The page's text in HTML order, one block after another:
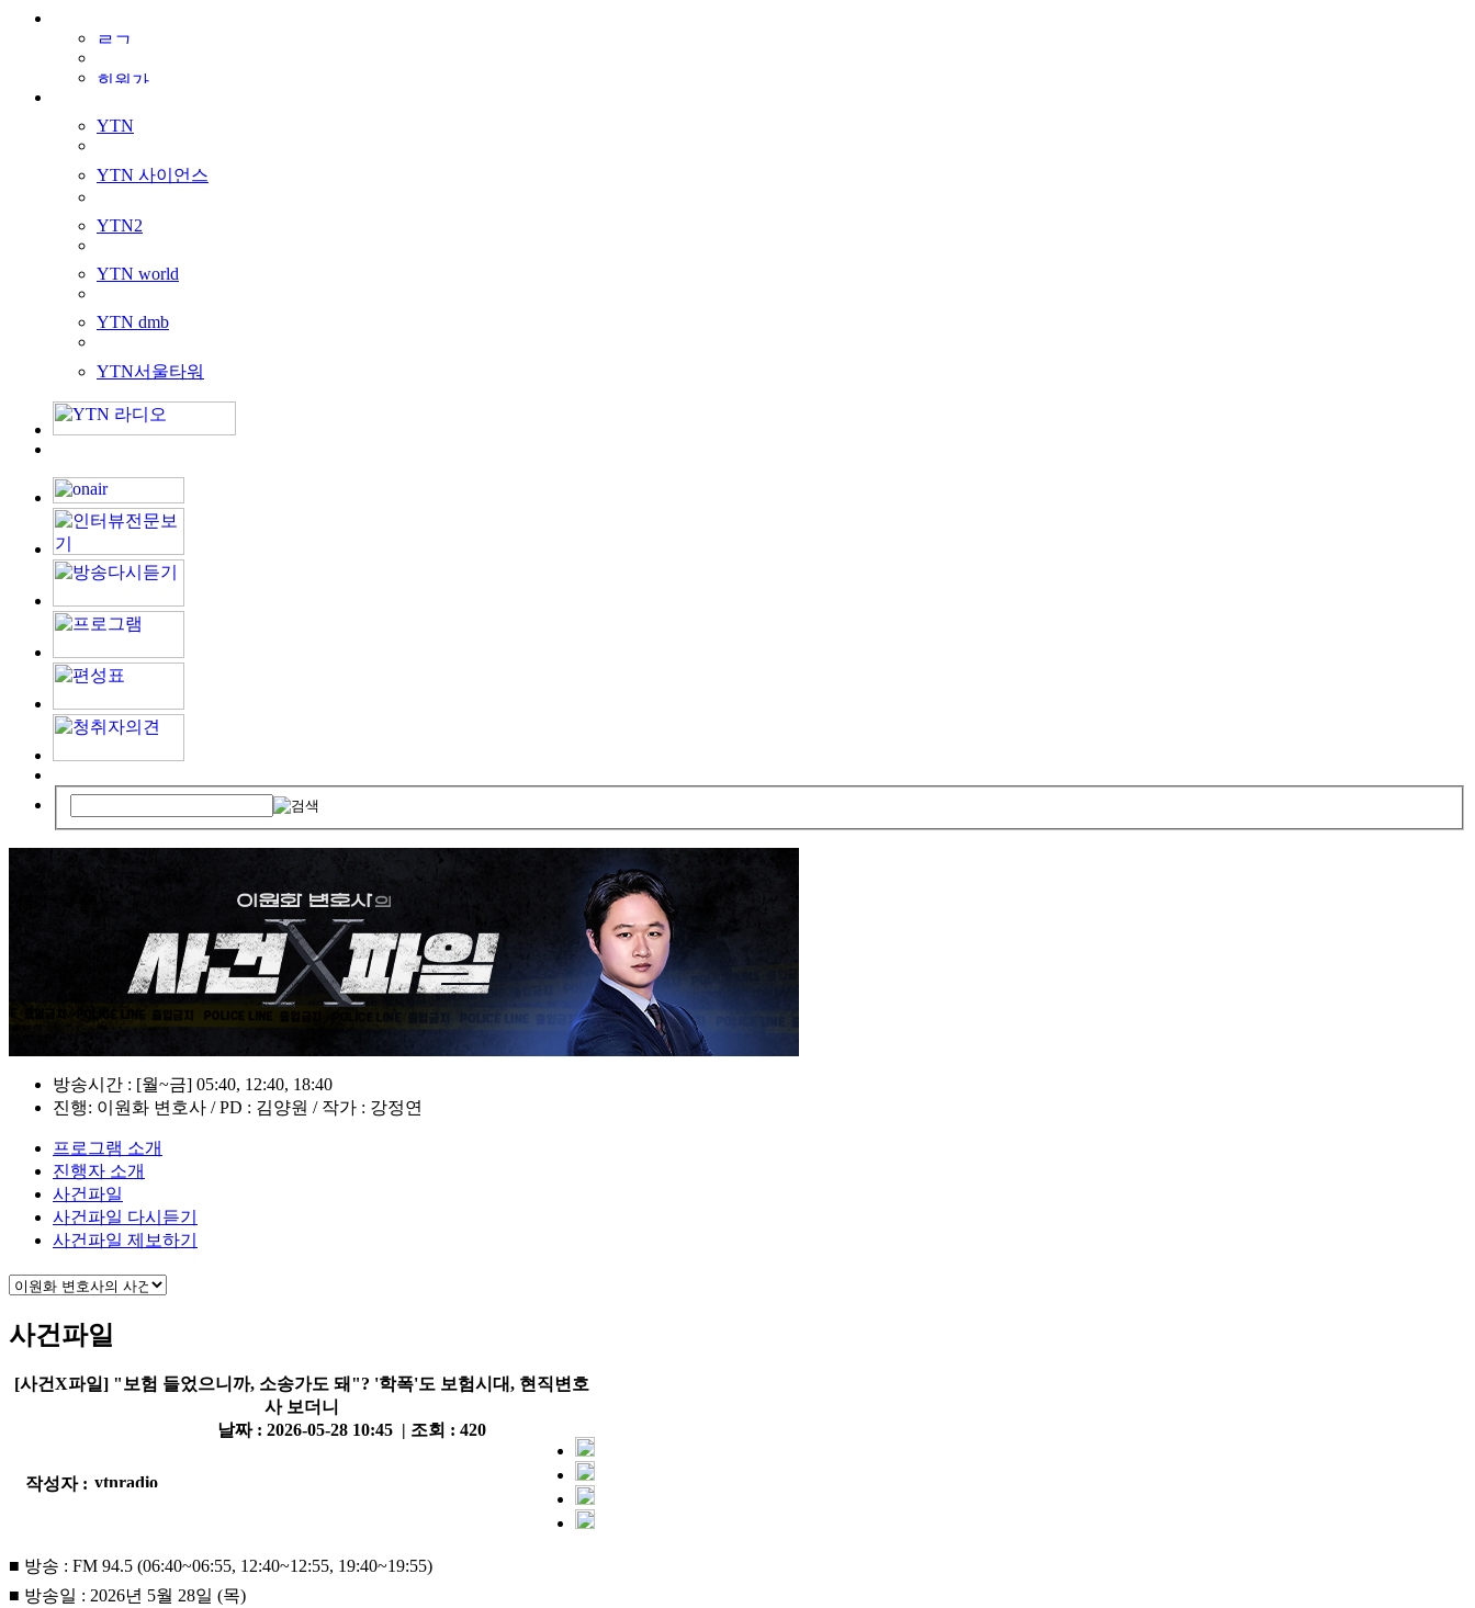
YTN
YTN 사이언스
YTN2
YTN world
YTN dmb
YTN서울타워
방송시간 : [월~금] 05:40, 12:40, 18:40
진행: 이원화 변호사 / PD : 김양원 / 작가 : 강정연
프로그램 소개
진행자 소개
사건파일
사건파일 다시듣기
사건파일 제보하기
사건파일
[사건X파일] "보험 들었으니까, 소송가도 돼"? '학폭'도 보험시대, 현직변호
사 보더니
작성자 :
날짜 : 2026-05-28 10:45 | 조회 : 420
■ 방송 : FM 94.5 (06:40~06:55, 12:40~12:55, 19:40~19:55)
■ 방송일 : 2026년 5월 28일 (목)